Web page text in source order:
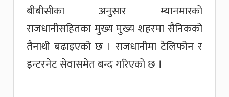
बीबीसीका अनुसार म्यानमारको
राजधानीसहितका मुख्य मुख्य शहरमा सैनिकको
तैनाथी बढाइएको छ । राजधानीमा टेलिफोन र
इन्टरनेट सेवासमेत बन्द गरिएको छ ।